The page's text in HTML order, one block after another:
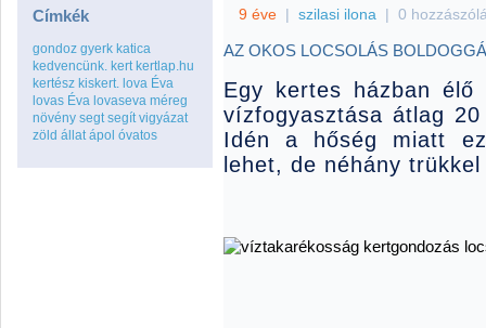
Címkék
gondoz gyerk katica
kedvencünk. kert kertlap.hu
kertész kiskert. lova Éva
lovas Éva lovaseva méreg
növény segt segít vigyázat
zöld állat ápol óvatos
9 éve | szilasi ilona | 0
AZ OKOS LOCSOLÁS
Egy kertes házban
vízfogyasztása átlag
Idén a hőség miatt
lehet, de néhány